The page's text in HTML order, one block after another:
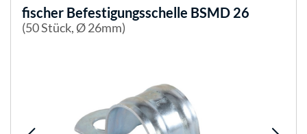
fischer Befestigungsschelle BSMD 26
(50 Stück, Ø 26mm)